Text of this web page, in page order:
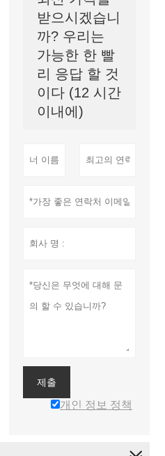
받으시겠습니
까? 우리는
가능한 한 빨
리 응답 할 것
이다 (12 시간
이내에)
제출
개인 정보 정책